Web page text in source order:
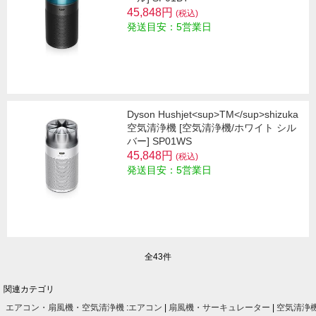
45,848円 (税込)
発送目安：5営業日
Dyson Hushjet<sup>TM</sup>shizuka
空気清浄機 [空気清浄機/ホワイト シル
バー] SP01WS
45,848円 (税込)
発送目安：5営業日
全43件
関連カテゴリ
エアコン・扇風機・空気清浄機 :エアコン | 扇風機・サーキュレーター | 空気清浄